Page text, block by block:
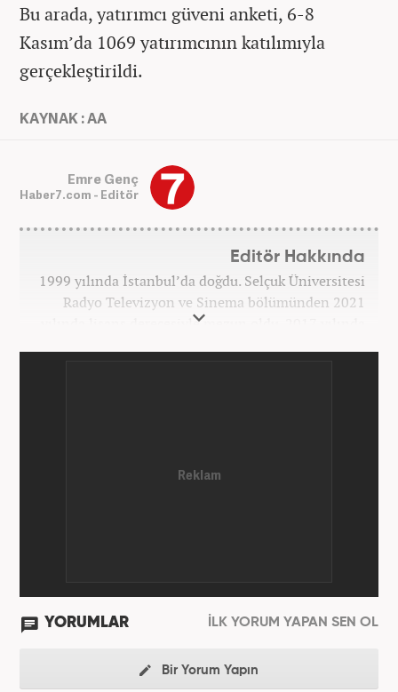
Bu arada, yatırımcı güveni anketi, 6-8
Kasım’da 1069 yatırımcının katılımıyla
gerçekleştirildi.
KAYNAK : AA
Emre Genç
Haber7.com - Editör
Editör Hakkında
1999 yılında İstanbul’da doğdu. Selçuk Üniversitesi
Radyo Televizyon ve Sinema bölümünden 2021
yılında lisans derecesiyle mezun oldu. 2017 yılında
Kanal 7 Medya Grubu’na bağlı Haber7.com’da editör
YORUMLAR İLK YORUM YAPAN SEN OL
Bir Yorum Yapın